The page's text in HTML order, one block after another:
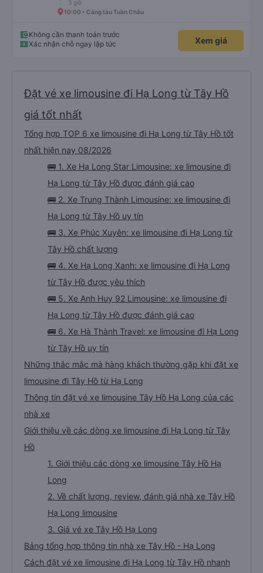
3 giờ
10:00 • Cảng tàu Tuần Châu
Không cần thanh toán trước
Xác nhận chỗ ngay lập tức
Xem giá
Đặt vé xe limousine đi Hạ Long từ Tây Hồ
giá tốt nhất
Tổng hợp TOP 6 xe limousine đi Hạ Long từ Tây Hồ tốt
nhất hiện nay 08/2026
🚌 1. Xe Hạ Long Star Limousine: xe limousine đi
Hạ Long từ Tây Hồ được đánh giá cao
🚌 2. Xe Trung Thành Limousine: xe limousine đi
Hạ Long từ Tây Hồ uy tín
🚌 3. Xe Phúc Xuyên: xe limousine đi Hạ Long từ
Tây Hồ chất lượng
🚌 4. Xe Hạ Long Xanh: xe limousine đi Hạ Long
từ Tây Hồ được yêu thích
🚌 5. Xe Anh Huy 92 Limousine: xe limousine đi
Hạ Long từ Tây Hồ được đánh giá cao
🚌 6. Xe Hà Thành Travel: xe limousine đi Hạ Long
từ Tây Hồ uy tín
Những thắc mắc mà hàng khách thường gặp khi đặt xe
limousine đi Tây Hồ từ Hạ Long
Thông tin đặt vé xe limousine Tây Hồ Hạ Long của các
nhà xe
Giới thiệu về các dòng xe limousine đi Hạ Long từ Tây
Hồ
1. Giới thiệu các dòng xe limousine Tây Hồ Hạ
Long
2. Về chất lượng, review, đánh giá nhà xe Tây Hồ
Hạ Long limousine
3. Giá vé xe Tây Hồ Hạ Long
Bảng tổng hợp thông tin nhà xe Tây Hồ - Hạ Long
Cách đặt vé xe limousine đi Hạ Long từ Tây Hồ nhanh